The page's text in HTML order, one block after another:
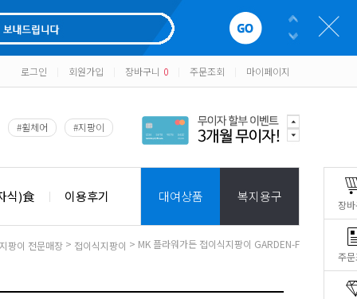
장
주
로그인 회원가입 장바구니 0 주문조회 마이페이지
#휠체어 #지팡이
식)食 이용후기 대여상품 복지용구
지팡이 전문매장 > 접이식지팡이 > MK 플라워가든 접이식지팡이 GARDEN-F